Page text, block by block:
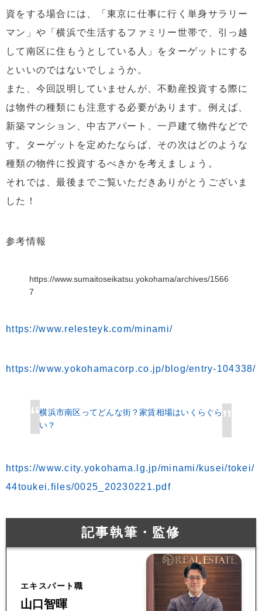
資をする場合には、「東京に仕事に行く単身サラリー
マン」や「横浜で生活するファミリー世帯で、引っ越
して南区に住もうとしている人」をターゲットにする
といいのではないでしょうか。
また、今回説明していませんが、不動産投資する際に
は物件の種類にも注意する必要があります。例えば、
新築マンション、中古アパート、一戸建て物件などで
す。ターゲットを定めたならば、その次はどのような
種類の物件に投資するべきかを考えましょう。
それでは、最後までご覧いただきありがとうございま
した！
参考情報
https://www.sumaitoseikatsu.yokohama/archives/1566
7
https://www.relesteyk.com/minami/
https://www.yokohamacorp.co.jp/blog/entry-104338/
横浜市南区ってどんな街？家賃相場はいくらぐら
い？
https://www.city.yokohama.lg.jp/minami/kusei/tokei/
44toukei.files/0025_20230221.pdf
記事執筆・監修
エキスパート職
山口智暉